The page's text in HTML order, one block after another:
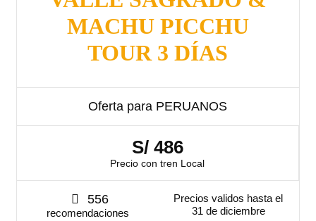
MACHU PICCHU
TOUR 3 DÍAS
Oferta para PERUANOS
S/ 486
Precio con tren Local
556
recomendaciones
Precios validos hasta el
31 de diciembre